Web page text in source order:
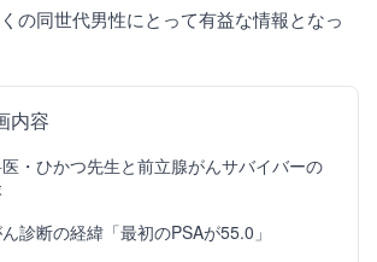
の同世代男性にとって有益な情報となっ
内容
・ひかつ先生と前立腺がんサバイバーの
診断の経緯「最初のPSAが55.0」